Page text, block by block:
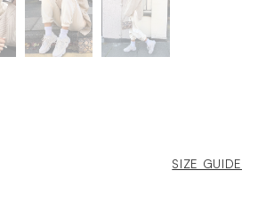
SIZE GUIDE